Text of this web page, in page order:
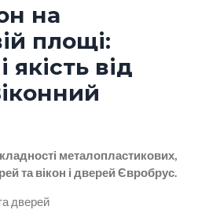
на
площі:
якість від
металопластикових,
та вікон і дверей Євробрус.
дверей